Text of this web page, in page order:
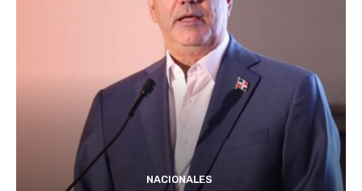
NACIONALES